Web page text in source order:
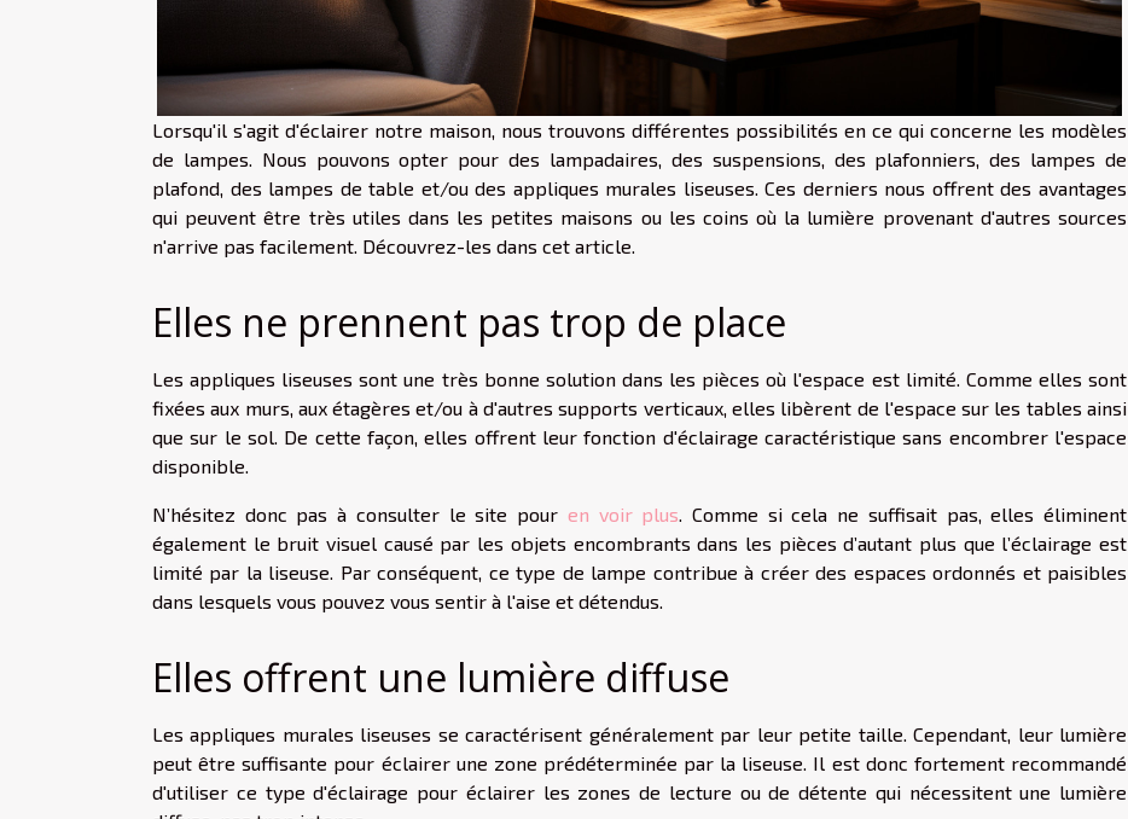
Lorsqu'il s'agit d'éclairer notre maison, nous trouvons différentes possibilités en ce qui concerne les modèles
de lampes. Nous pouvons opter pour des lampadaires, des suspensions, des plafonniers, des lampes de
plafond, des lampes de table et/ou des appliques murales liseuses. Ces derniers nous offrent des avantages
qui peuvent être très utiles dans les petites maisons ou les coins où la lumière provenant d'autres sources
n'arrive pas facilement. Découvrez-les dans cet article.
Elles ne prennent pas trop de place
Les appliques liseuses sont une très bonne solution dans les pièces où l'espace est limité. Comme elles sont
fixées aux murs, aux étagères et/ou à d'autres supports verticaux, elles libèrent de l'espace sur les tables ainsi
que sur le sol. De cette façon, elles offrent leur fonction d'éclairage caractéristique sans encombrer l'espace
disponible.
N’hésitez donc pas à consulter le site pour en voir plus . Comme si cela ne suffisait pas, elles éliminent
également le bruit visuel causé par les objets encombrants dans les pièces d’autant plus que l’éclairage est
limité par la liseuse. Par conséquent, ce type de lampe contribue à créer des espaces ordonnés et paisibles
dans lesquels vous pouvez vous sentir à l'aise et détendus.
Elles offrent une lumière diffuse
Les appliques murales liseuses se caractérisent généralement par leur petite taille. Cependant, leur lumière
peut être suffisante pour éclairer une zone prédéterminée par la liseuse. Il est donc fortement recommandé
d'utiliser ce type d'éclairage pour éclairer les zones de lecture ou de détente qui nécessitent une lumière